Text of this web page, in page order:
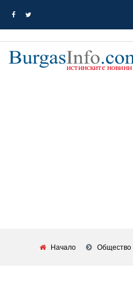
Начало Общество